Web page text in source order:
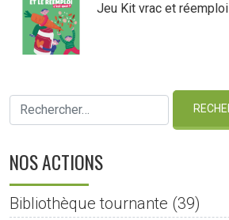
Jeu Kit vrac et réemploi
NOS ACTIONS
Bibliothèque tournante (39)